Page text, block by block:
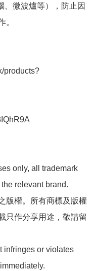
、微波爐等），防止因
。
products?
only, all trademark
relevant brand.
版權。所有商標及版權
只作分享用途，敬請留
infringes or violates